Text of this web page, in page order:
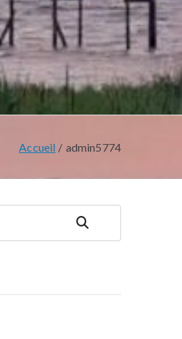
Accueil admin5774
Rechercher